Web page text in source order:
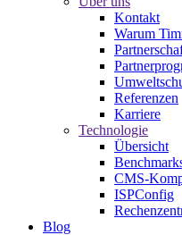
Kontakt
Warum
Referenzen
Karriere
Technologie
Übersicht
CMS-
ISPConfig
Blog